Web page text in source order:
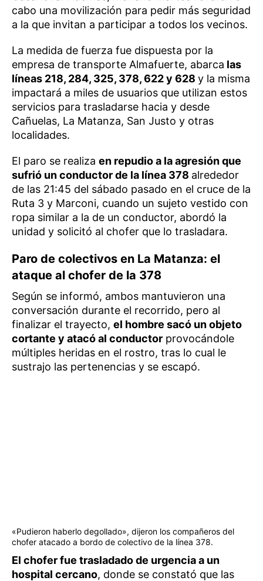
cabo una movilización para pedir más seguridad
a la que invitan a participar a todos los vecinos.
La medida de fuerza fue dispuesta por la
empresa de transporte Almafuerte, abarca las
líneas 218, 284, 325, 378, 622 y 628 y la misma
impactará a miles de usuarios que utilizan estos
servicios para trasladarse hacia y desde
Cañuelas, La Matanza, San Justo y otras
localidades.
El paro se realiza en repudio a la agresión que
sufrió un conductor de la línea 378 alrededor
de las 21:45 del sábado pasado en el cruce de la
Ruta 3 y Marconi, cuando un sujeto vestido con
ropa similar a la de un conductor, abordó la
unidad y solicitó al chofer que lo trasladara.
Paro de colectivos en La Matanza: el
ataque al chofer de la 378
Según se informó, ambos mantuvieron una
conversación durante el recorrido, pero al
finalizar el trayecto, el hombre sacó un objeto
cortante y atacó al conductor provocándole
múltiples heridas en el rostro, tras lo cual le
sustrajo las pertenencias y se escapó.
«Pudieron haberlo degollado», dijeron los compañeros del
chofer atacado a bordo de colectivo de la línea 378.
El chofer fue trasladado de urgencia a un
hospital cercano, donde se constató que las